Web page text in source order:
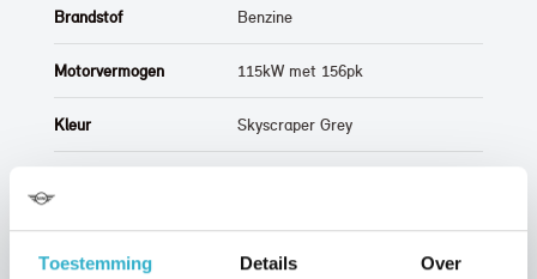
Toestemming Details Over
Brandstof Benzine
Motorvermogen 115kW met 156pk
Kleur Skyscraper Grey
Btw/Marge BTW